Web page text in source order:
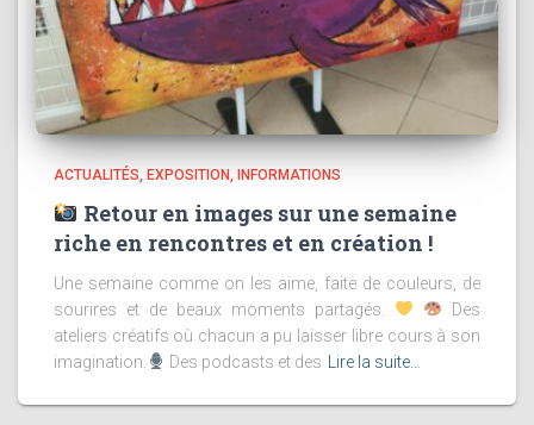
ACTUALITÉS EXPOSITION INFORMATIONS
Retour en images sur une semaine
riche en rencontres et en création !
Une semaine comme on les aime, faite de couleurs, de
sourires et de beaux moments partagés.
Des
ateliers créatifs où chacun a pu laisser libre cours à son
imagination.
Des podcasts et des Lire la suite…